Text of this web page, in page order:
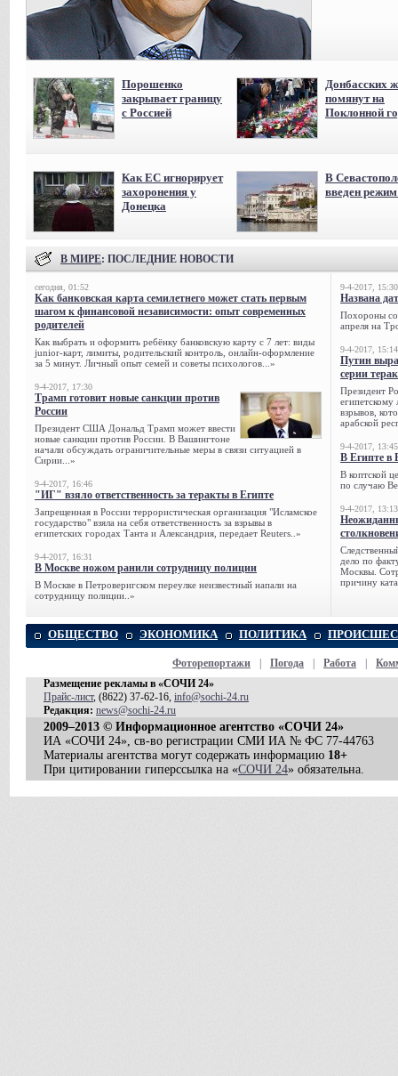
Порошенко
закрывает границу
с Россией
Донбасских
помянут на
Поклонной
Как ЕС игнорирует
захоронения у
Донецка
В
введен
В МИРЕ: ПОСЛЕДНИЕ НОВОСТИ
сегодня, 01:52
Как банковская карта семилетнего может стать первым
шагом к финансовой независимости: опыт современных
родителей
Как выбрать и оформить ребёнку банковскую карту с 7 лет: виды
junior-карт, лимиты, родительский контроль, онлайн-оформление
за 5 минут. Личный опыт семей и советы психологов...»
9-4-2017, 17:30
Трамп готовит новые санкции против
России
Президент США Дональд Трамп может ввести
новые санкции против России. В Вашингтоне
начали обсуждать ограничительные меры в связи ситуацией в
Сирии...»
9-4-2017, 16:46
"ИГ" взяло ответственность за теракты в Египте
Запрещенная в России террористическая организация "Исламское
государство" взяла на себя ответственность за взрывы в
египетских городах Танта и Александрия, передает Reuters..»
9-4-2017, 16:31
В Москве ножом ранили сотрудницу полиции
В Москве в Петроверигском переулке неизвестный напали на
сотрудницу полиции..»
9-4-2017, 15:30
Названа
Похороны
апреля на
9-4-2017, 15:14
Путин
серии
Президент
египетскому
взрывов,
арабской
9-4-2017, 13:45
В Египте в
В коптской
по случаю
9-4-2017, 13:13
дело по
Москвы.
причину
ОБЩЕСТВО ЭКОНОМИКА ПОЛИТИКА
Фоторепортажи Погода Работа
Размещение рекламы в «СОЧИ 24»
Прайс-лист, (8622) 37-62-16, info@sochi-24.ru
Редакция: news@sochi-24.ru
2009–2013 © Информационное агентство «СОЧИ 24»
ИА «СОЧИ 24», св-во регистрации СМИ ИА № ФС 77-44763
Материалы агентства могут содержать информацию 18+
При цитировании гиперссылка на «СОЧИ 24» обязательна.